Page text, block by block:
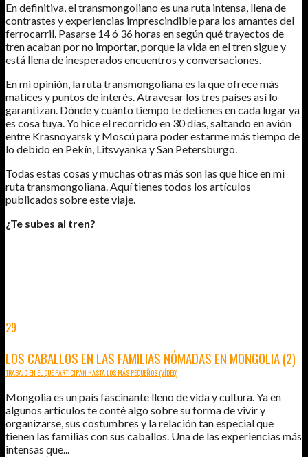
En definitiva, el transmongoliano es una ruta intensa, llena de
contrastes y experiencias imprescindible para los amantes del
ferrocarril. Pasarse 14 ó 36 horas en según qué trayectos de
tren acaban por no importar, porque la vida en el tren sigue y
está llena de inesperados encuentros y conversaciones.
En mi opinión, la ruta transmongoliana es la que ofrece más
matices y puntos de interés. Atravesar los tres países así lo
garantizan. Dónde y cuánto tiempo te detienes en cada lugar ya
es cosa tuya. Yo hice el recorrido en 30 días, saltando en avión
entre Krasnoyarsk y Moscú para poder estarme más tiempo de
lo debido en Pekín, Litsvyanka y San Petersburgo.
Todas estas cosas y muchas otras más son las que hice en mi
ruta transmongoliana. Aquí tienes todos los artículos
publicados sobre este viaje.
¿Te subes al tren?
29
LOS CABALLOS EN LAS FAMILIAS NÓMADAS EN MONGOLIA (2)
TRABAJO EN EL QUE PARTICIPAN HASTA LOS MÁS PEQUEÑOS (VÍDEO)
Mongolia es un país fascinante lleno de vida y cultura. Ya en
algunos artículos te conté algo sobre su forma de vivir y
organizarse, sus costumbres y la relación tan especial que
tienen las familias con sus caballos. Una de las experiencias más
intensas que...